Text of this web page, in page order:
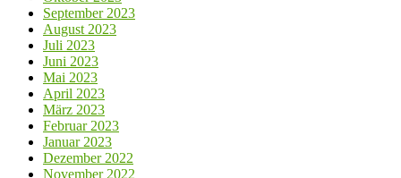
September 2023
August 2023
Juli 2023
Juni 2023
Mai 2023
April 2023
März 2023
Februar 2023
Januar 2023
Dezember 2022
November 2022